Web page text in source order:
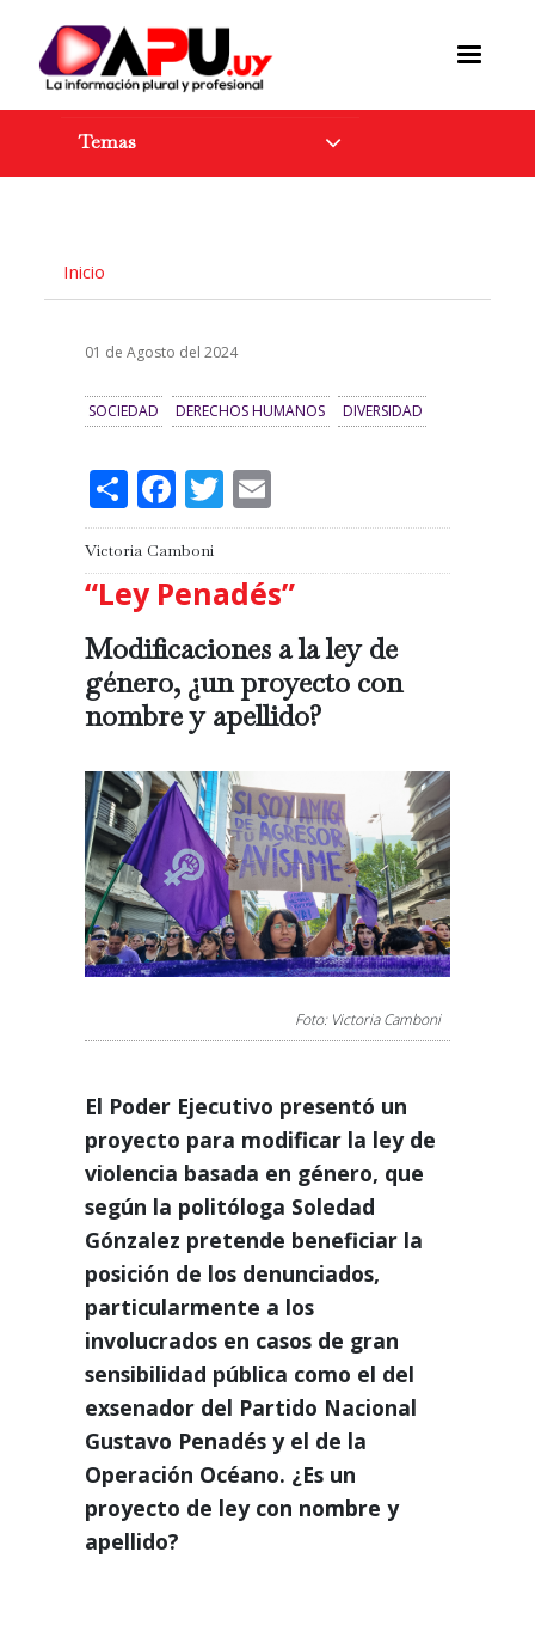
Temas
Inicio
01 de Agosto del 2024
SOCIEDAD DERECHOS HUMANOS DIVERSIDAD
ShareFacebook
Twitter
Victoria Camboni
“Ley Penadés”
Modificaciones a la ley de
género, ¿un proyecto con
nombre y apellido?
Foto: Victoria Camboni
El Poder Ejecutivo presentó un
proyecto para modificar la ley de
violencia basada en género, que
según la politóloga Soledad
Gónzalez pretende beneficiar la
posición de los denunciados,
particularmente a los
involucrados en casos de gran
sensibilidad pública como el del
exsenador del Partido Nacional
Gustavo Penadés y el de la
Operación Océano. ¿Es un
proyecto de ley con nombre y
apellido?